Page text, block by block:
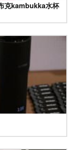
克kambukka水杯